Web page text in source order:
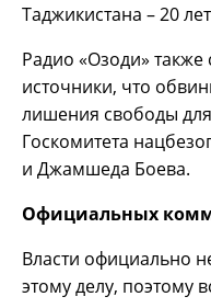
Таджикистана – 20
Радио «Озоди»
источники, что
лишения свободы
Госкомитета
и Джамшеда Боева.
Официальных
Власти официально
этому делу, поэтому